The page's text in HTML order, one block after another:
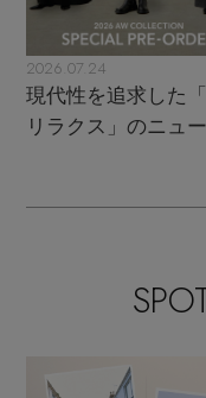
2026.07.24
現代性を追求した「
リラクス」のニュ